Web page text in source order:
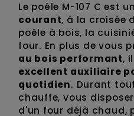
Le poêle M-107 C est un
courant, à la croisée
poêle à bois, la
four. En plus de vous
au bois performant,
excellent auxiliaire
quotidien. Durant
chauffe, vous
d'un four déjà chaud,